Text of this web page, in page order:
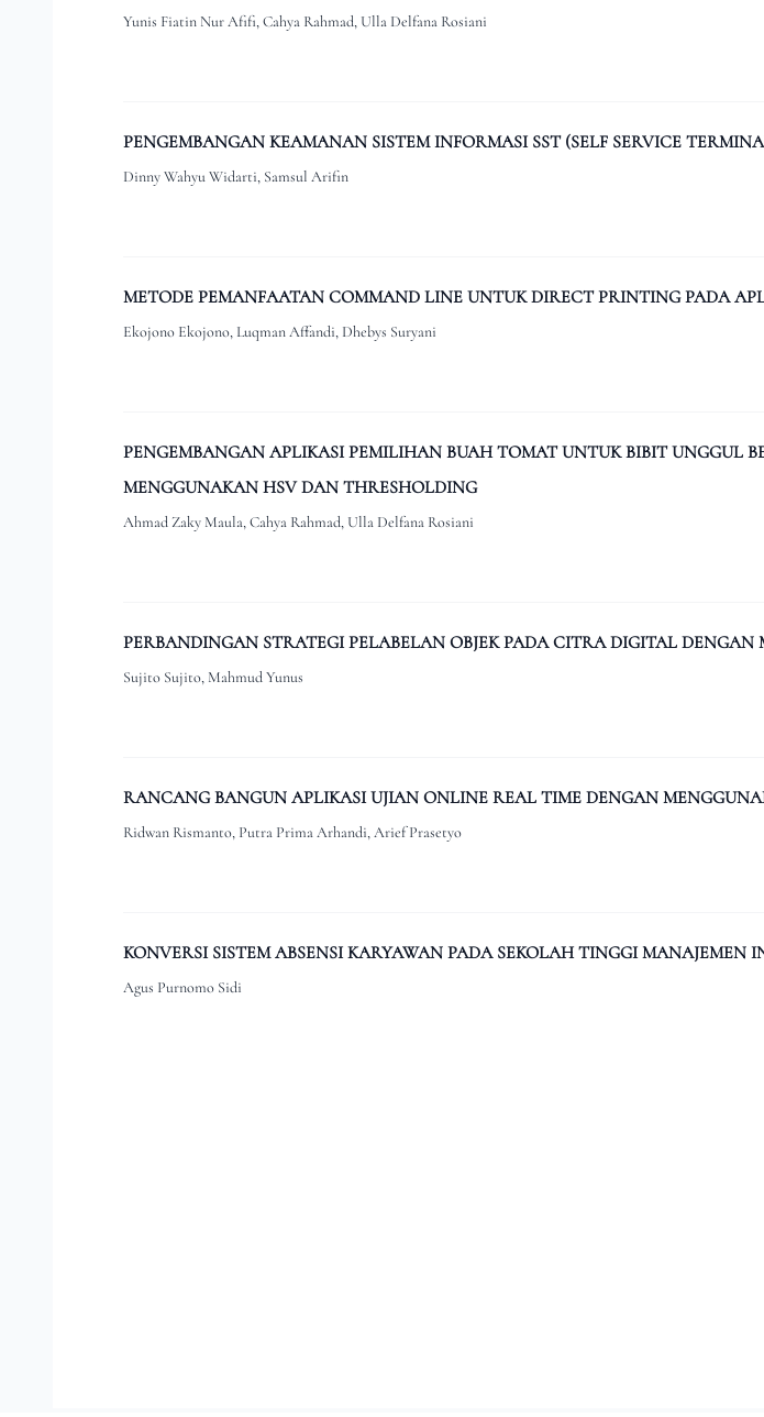
Yunis Fiatin Nur Afifi, Cahya Rahmad, Ulla Delfana Rosiani
PENGEMBANGAN KEAMANAN SISTEM INFORMASI SST (SELF SERVICE
Dinny Wahyu Widarti, Samsul Arifin
METODE PEMANFAATAN COMMAND LINE UNTUK DIRECT PRINTING PADA
Ekojono Ekojono, Luqman Affandi, Dhebys Suryani
PENGEMBANGAN APLIKASI PEMILIHAN BUAH TOMAT UNTUK BIBIT UNGGUL
MENGGUNAKAN HSV DAN THRESHOLDING
Ahmad Zaky Maula, Cahya Rahmad, Ulla Delfana Rosiani
PERBANDINGAN STRATEGI PELABELAN OBJEK PADA CITRA DIGITAL DENGAN
Sujito Sujito, Mahmud Yunus
RANCANG BANGUN APLIKASI UJIAN ONLINE REAL TIME DENGAN
Ridwan Rismanto, Putra Prima Arhandi, Arief Prasetyo
KONVERSI SISTEM ABSENSI KARYAWAN PADA SEKOLAH TINGGI MANAJEMEN
Agus Purnomo Sidi